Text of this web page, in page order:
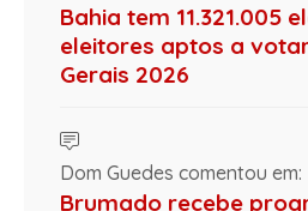
Bahia tem 11.321.005
eleitores aptos a
Gerais 2026
Dom Guedes comentou em:
Brumado recebe